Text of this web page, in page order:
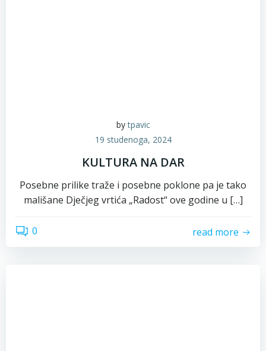
bytpavic
19 studenoga, 2024
KULTURA NA DAR
Posebne prilike traže i posebne poklone pa je tako
mališane Dječjeg vrtića „Radost“ ove godine u […]
0 read more